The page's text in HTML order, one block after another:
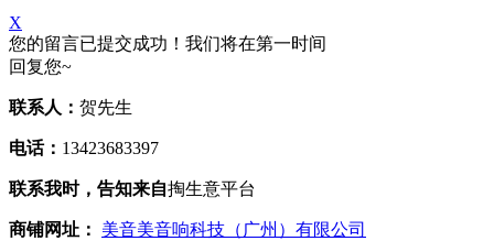
X
您的留言已提交成功！我们将在第一时间
回复您~
联系人： 贺先生
电话： 13423683397
联系我时，告知来自掏生意平台
商铺网址：
美音美音响科技（广州）有限公司